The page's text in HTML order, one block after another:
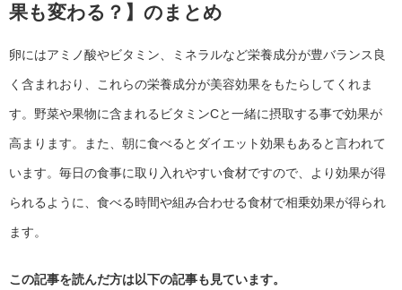
果も変わる？】のまとめ
卵にはアミノ酸やビタミン、ミネラルなど栄養成分が豊バランス良
く含まれおり、これらの栄養成分が美容効果をもたらしてくれま
す。野菜や果物に含まれるビタミンCと一緒に摂取する事で効果が
高まります。また、朝に食べるとダイエット効果もあると言われて
います。毎日の食事に取り入れやすい食材ですので、より効果が得
られるように、食べる時間や組み合わせる食材で相乗効果が得られ
ます。
この記事を読んだ方は以下の記事も見ています。